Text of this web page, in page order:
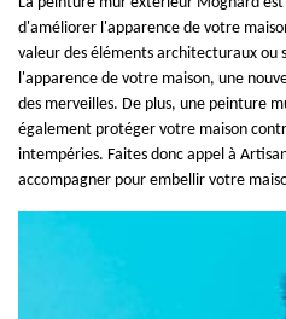
d'améliorer l'apparence de votre
valeur des éléments architecturaux ou
l'apparence de votre maison, une
des merveilles. De plus, une peinture
également protéger votre maison
intempéries. Faites donc appel à
accompagner pour embellir votre